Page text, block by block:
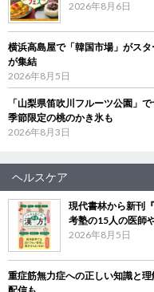
2026年8月6日
横浜高島屋で「韓国市場」がス
が集結
2026年8月5日
「山梨県笛吹川フルーツ公園」
季節限定の桃のかき氷も
2026年8月3日
ヘルスケア
現代書林から新刊
考塾の15人の医師
2026年8月5日
重症筋無力症への正しい知識と